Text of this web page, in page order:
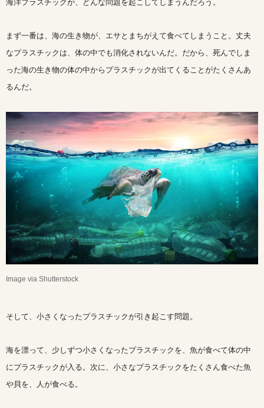
海洋プラスチックが、どんな問題を起こしてしまうんだろう。
まず一番は、海の生き物が、エサとまちがえて食べてしまうこと。丈夫
なプラスチックは、体の中でも消化されないんだ。だから、死んでしま
った海の生き物の体の中からプラスチックが出てくることがたくさんあ
るんだ。
Image via Shutterstock
そして、小さくなったプラスチックが引き起こす問題。
海を漂って、少しずつ小さくなったプラスチックを、魚が食べて体の中
にプラスチックが入る。次に、小さなプラスチックをたくさん食べた魚
や貝を、人が食べる。